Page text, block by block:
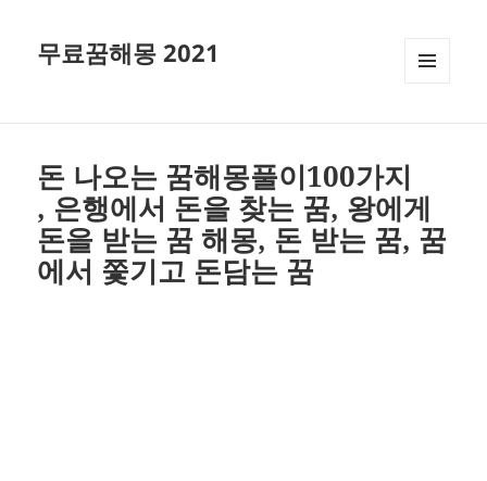
무료꿈해몽 2021
돈 나오는 꿈해몽풀이100가지
, 은행에서 돈을 찾는 꿈, 왕에게
돈을 받는 꿈 해몽, 돈 받는 꿈, 꿈
에서 쫓기고 돈담는 꿈